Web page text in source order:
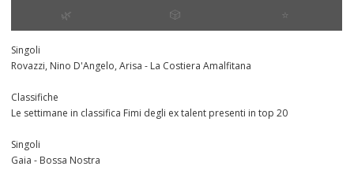
🌿 🎲 ⭐️
Singoli
Rovazzi, Nino D'Angelo, Arisa - La Costiera Amalfitana
Classifiche
Le settimane in classifica Fimi degli ex talent presenti in top 20
Singoli
Gaia - Bossa Nostra